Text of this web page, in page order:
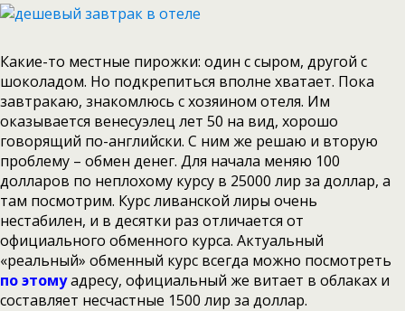
Какие-то местные пирожки: один с сыром, другой с
шоколадом. Но подкрепиться вполне хватает. Пока
завтракаю, знакомлюсь с хозяином отеля. Им
оказывается венесуэлец лет 50 на вид, хорошо
говорящий по-английски. С ним же решаю и вторую
проблему – обмен денег. Для начала меняю 100
долларов по неплохому курсу в 25000 лир за доллар, а
там посмотрим. Курс ливанской лиры очень
нестабилен, и в десятки раз отличается от
официального обменного курса. Актуальный
«реальный» обменный курс всегда можно посмотреть
по этомуадресу, официальный же витает в облаках и
составляет несчастные 1500 лир за доллар.